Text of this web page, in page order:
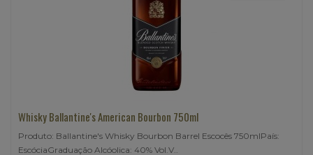
Whisky Ballantine's American Bourbon 750ml
Produto: Ballantine's Whisky Bourbon Barrel Escocês 750mlPaís:
EscóciaGraduação Alcóolica: 40% Vol.V..